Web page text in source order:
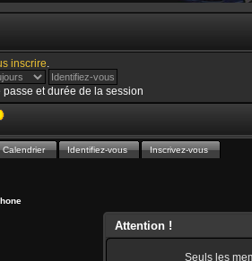
inscrire
et durée de la session
Calendrier Identifiez-vous Inscrivez-vous
Attention !
Seuls les